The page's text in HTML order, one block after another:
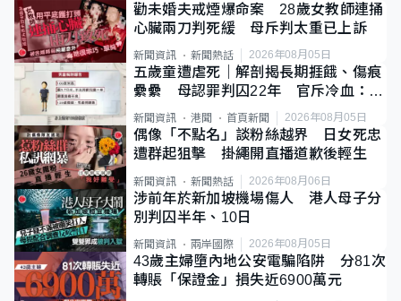
勸未婚夫戒煙爆命案 28歲女教師連捅
心臟兩刀判死緩 母斥判太重已上訴
新聞資訊 新聞熱話 2026年08月05日
五歲童遭虐死｜解剖揭長期捱餓、傷痕
纍纍 母認罪判囚22年 官斥冷血：同
類案最惡劣
新聞資訊 港聞 首頁新聞 2026年08月05日
偶像「不點名」談粉絲越界 日女死忠
遭群起狙擊 掛繩開直播道歉後輕生
新聞資訊 新聞熱話 2026年08月06日
涉前年於新加坡機場傷人 港人母子分
別判囚半年、10日
新聞資訊 兩岸國際 2026年08月05日
43歲主婦墮內地公安電騙陷阱 分81次
轉賬「保證金」損失近6900萬元